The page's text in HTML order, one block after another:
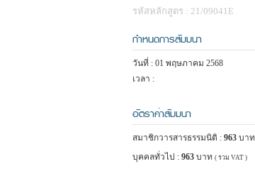
รหัสหลักสูตร : 21/09041E
กำหนดการสัมมนา
วันที่ : 01 พฤษภาคม 2568
เวลา :
อัตราค่าสัมมนา
สมาชิกวารสารธรรมนิติ : 963 บาท
บุคคลทั่วไป : 963 บาท ( รวม VAT )